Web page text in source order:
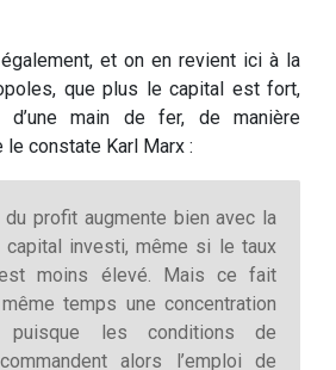
et on en revient ici à la
que plus le capital est fort,
main de fer, de manière
le constate Karl Marx :
profit augmente bien avec la
capital investi, même si le taux
moins élevé. Mais ce fait
temps une concentration
puisque les conditions de
alors l’emploi de